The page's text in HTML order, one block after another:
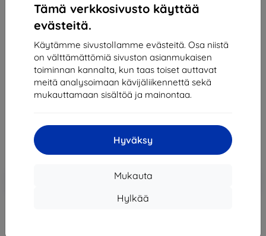
Tämä verkkosivusto käyttää
evästeitä.
Käytämme sivustollamme evästeitä. Osa niistä
on välttämättömiä sivuston asianmukaisen
toiminnan kannalta, kun taas toiset auttavat
meitä analysoimaan kävijäliikennettä sekä
mukauttamaan sisältöä ja mainontaa.
Hyväksy
Mukauta
Hylkää
EF-UF766CTE Samsung Anti-Reflecting Protective
Film for Galaxy Z Flip 7 (Damaged Package)
(57983130942)
Samsung Galaxy Z Flip 7
Kuvaus ja tekniset tiedot
17,92 €
Hinta ilman ALV:tä
Alennus kupongilla